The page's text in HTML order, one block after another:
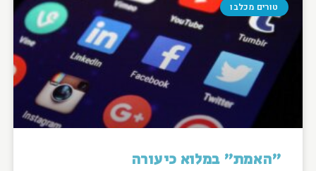
טורים מכלבו
"האמת" במלוא כיעורה